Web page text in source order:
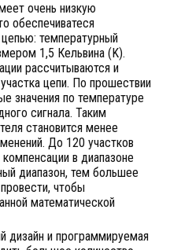
очень низкую
обеспечиватеся
температурный
1,5 Кельвина (K).
рассчитываются и
цепи. По прошествии
значения по температуре
сигнала. Таким
становится менее
До 120 участков
в диапазоне
диапазон, тем большее
чтобы
математической
дизайн и программируемая